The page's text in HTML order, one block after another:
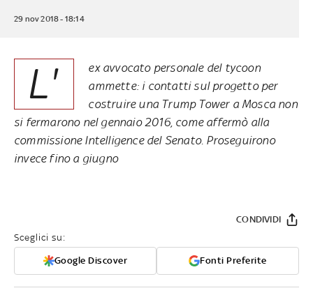
29 nov 2018 - 18:14
L'
ex avvocato personale del tycoon
ammette: i contatti sul progetto per
costruire una Trump Tower a Mosca non
si fermarono nel gennaio 2016, come affermò alla
commissione Intelligence del Senato. Proseguirono
invece fino a giugno
Sceglici su:
Google Discover Fonti Preferite
CONDIVIDI